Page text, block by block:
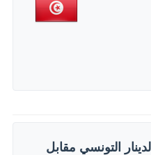
التونسي مقابل